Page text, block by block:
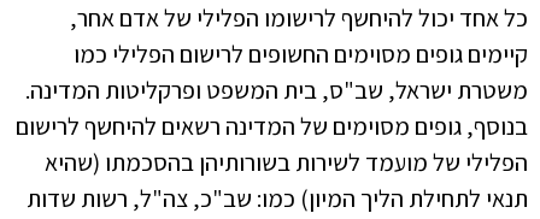
כל אחד יכול להיחשף לרישומו הפלילי של אדם אחר,
קיימים גופים מסוימים החשופים לרישום הפלילי כמו
משטרת ישראל, שב"ס, בית המשפט ופרקליטות המדינה.
בנוסף, גופים מסוימים של המדינה רשאים להיחשף לרישום
הפלילי של מועמד לשירות בשורותיהן בהסכמתו (שהיא
תנאי לתחילת הליך המיון) כמו: שב"כ, צה"ל, רשות שדות